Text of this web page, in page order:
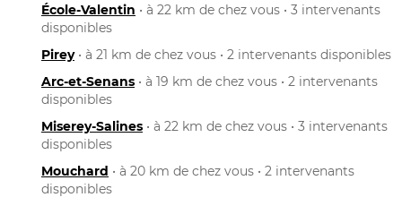
École-Valentin • à 22 km de chez vous • 3 intervenants
disponibles
Pirey• à 21 km de chez vous • 2 intervenants disponibles
Arc-et-Senans • à 19 km de chez vous • 2 intervenants
disponibles
Miserey-Salines • à 22 km de chez vous • 3 intervenants
disponibles
Mouchard • à 20 km de chez vous • 2 intervenants
disponibles